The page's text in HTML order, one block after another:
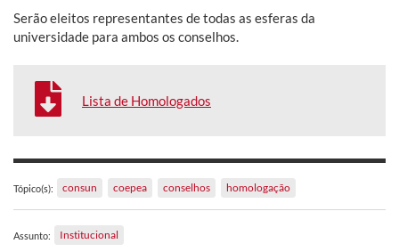
Serão eleitos representantes de todas as esferas da
universidade para ambos os conselhos.
Lista de Homologados
Tópico(s): consun coepea conselhos homologação
Assunto: Institucional